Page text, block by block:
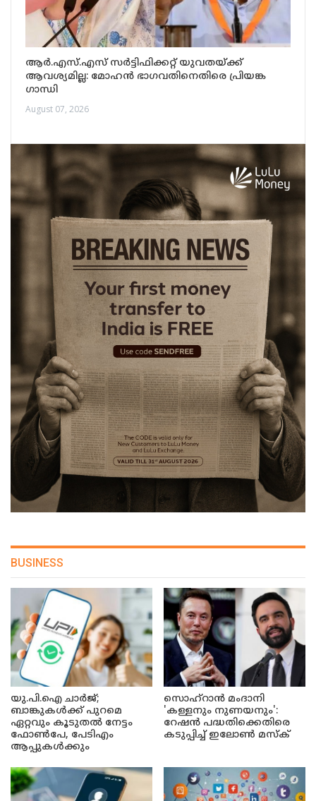
ആർ.എസ്.എസ് സർട്ടിഫിക്കറ്റ് യുവതയ്ക്ക്
ആവശ്യമില്ല: മോഹൻ ഭാഗവതിനെതിരെ പ്രിയങ്ക
ഗാന്ധി
August 07, 2026
BUSINESS
യു.പി.ഐ ചാർജ്;
ബാങ്കുകൾക്ക് പുറമെ
ഏറ്റവും കൂടുതൽ നേട്ടം
ഫോൺപേ, പേടിഎം
ആപ്പുകൾക്കും
സൊഹ്റാൻ മംദാനി
'കള്ളനും നുണയനും':
റേഷൻ പദ്ധതിക്കെതിരെ
കടുപ്പിച്ച് ഇലോൺ മസ്ക്